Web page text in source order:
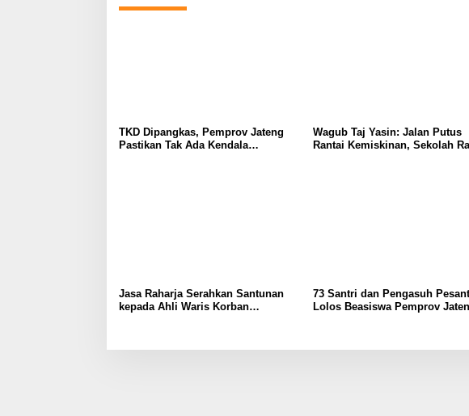
TKD Dipangkas, Pemprov Jateng
Pastikan Tak Ada Kendala
Wagub Taj Yasin: Jalan Putus
Rantai Kemiskinan, Sekolah
Jasa Raharja Serahkan Santunan
kepada Ahli Waris Korban
73 Santri dan Pengasuh
Lolos Beasiswa Pemprov